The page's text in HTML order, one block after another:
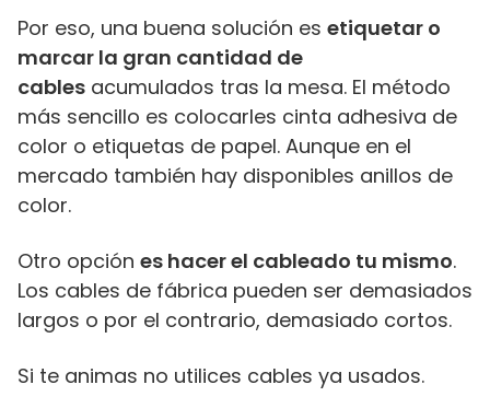
Por eso, una buena solución es etiquetar o
marcar la gran cantidad de
cables acumulados tras la mesa. El método
más sencillo es colocarles cinta adhesiva de
color o etiquetas de papel. Aunque en el
mercado también hay disponibles anillos de
color.
Otro opción es hacer el cableado tu mismo.
Los cables de fábrica pueden ser demasiados
largos o por el contrario, demasiado cortos.
Si te animas no utilices cables ya usados.